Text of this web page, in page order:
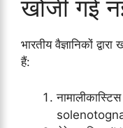
खोजी गई
भारतीय वैज्ञानिकों
हैं: